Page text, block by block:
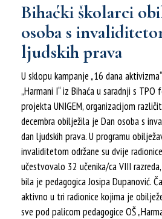
Bihaćki školarci
osoba s
ljudskih prava
U sklopu kampanje „16 dana
„Harmani I“ iz Bihaća u saradnji s
projekta UNIGEM, organizacijom
decembra obilježila je Dan osoba s
dan ljudskih prava. U programu
invaliditetom održane su dvije
učestvovalo 32 učenika/ca VIII
bila je pedagogica Josipa Dupanović.
aktivno u tri radionice kojima je
sve pod palicom pedagogice OŠ